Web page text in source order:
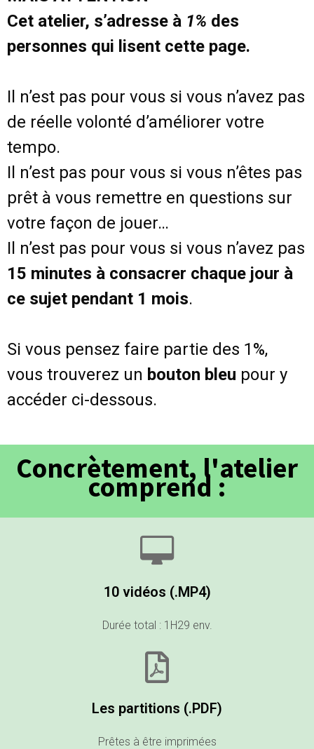
Cet atelier, s’adresse à 1% des
personnes qui lisent cette page.
Il n’est pas pour vous si vous n’avez pas
de réelle volonté d’améliorer votre
tempo.
Il n’est pas pour vous si vous n’êtes pas
prêt à vous remettre en questions sur
votre façon de jouer…
Il n’est pas pour vous si vous n’avez pas
15 minutes à consacrer chaque jour à
ce sujet pendant 1 mois.
Si vous pensez faire partie des 1%,
vous trouverez un bouton bleu pour y
accéder ci-dessous.
Concrètement, l'atelier
comprend :
10 vidéos (.MP4)
Durée total : 1H29 env.
Les partitions (.PDF)
Prêtes à être imprimées